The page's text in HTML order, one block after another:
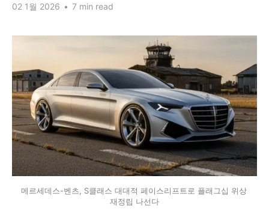
02 1월 2026 • 7 min read
메르세데스-벤츠, S클래스 대대적 페이스리프트로 플래그십 위상
재정립 나선다